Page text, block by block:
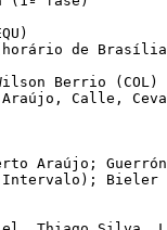
de
Berrio (COL)
Araújo, Calle,
Araújo;
Intervalo);